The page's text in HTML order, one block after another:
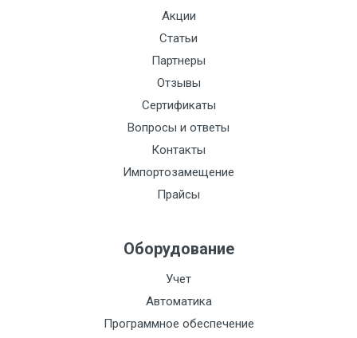
Акции
Статьи
Партнеры
Отзывы
Сертификаты
Вопросы и ответы
Контакты
Импортозамещение
Прайсы
Оборудование
Учет
Автоматика
Программное обеспечение